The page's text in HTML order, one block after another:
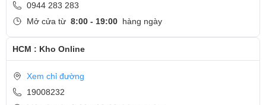
0944 283 283
Mở cửa từ 8:00 - 19:00 hàng ngày
HCM : Kho Online
Xem chỉ đường
19008232